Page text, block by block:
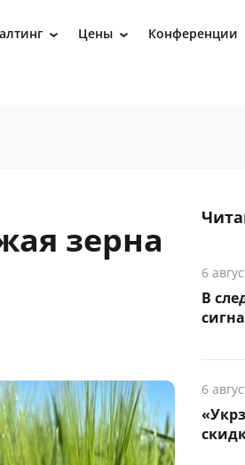
› Цены › Конференции
зерна
6
В
6